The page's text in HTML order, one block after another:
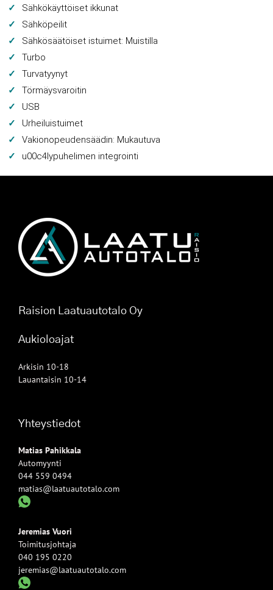
Sähkökäyttöiset ikkunat
Sähköpeilit
Sähkösäätöiset istuimet: Muistilla
Turbo
Turvatyynyt
Törmäysvaroitin
USB
Urheiluistuimet
Vakionopeudensäädin: Mukautuva
u00c4lypuhelimen integrointi
Raision Laatuautotalo Oy
Aukioloajat
Arkisin 10-18
Lauantaisin 10-14
Yhteystiedot
Matias Pahikkala
Automyynti
044 559 0494
matias@laatuautotalo.com
Jeremias Vuori
Toimitusjohtaja
040 195 0220
jeremias@laatuautotalo.com